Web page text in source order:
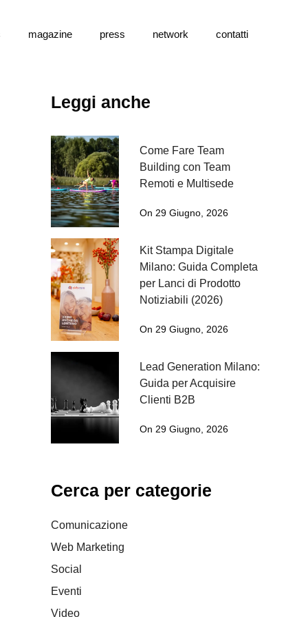
magazine press network contatti
Leggi anche
Come Fare Team
Building con Team
Remoti e Multisede
On 29 Giugno, 2026
Kit Stampa Digitale
Milano: Guida Completa
per Lanci di Prodotto
Notiziabili (2026)
On 29 Giugno, 2026
Lead Generation Milano:
Guida per Acquisire
Clienti B2B
On 29 Giugno, 2026
Cerca per categorie
Comunicazione
Web Marketing
Social
Eventi
Video